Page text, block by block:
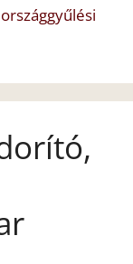
országgyűlési